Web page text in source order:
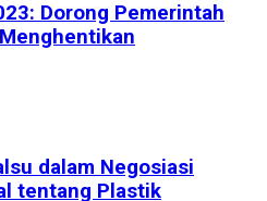
Dorong Pemerintah
dalam Negosiasi
tentang Plastik